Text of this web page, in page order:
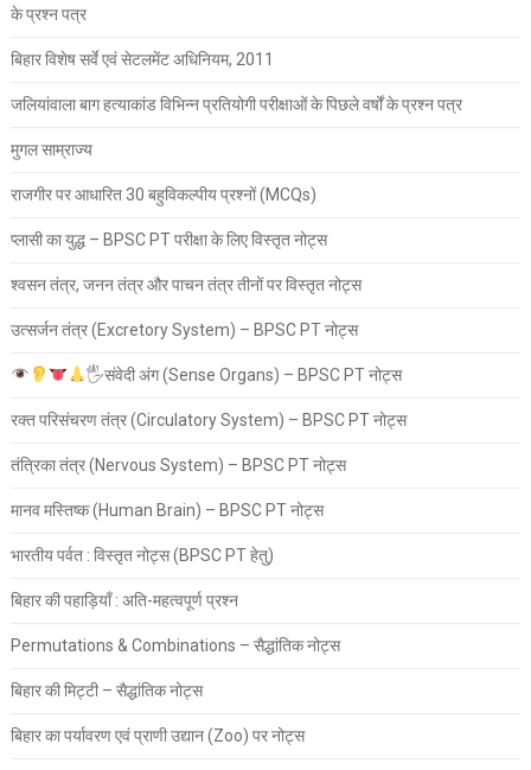
के प्रश्न पत्र
बिहार विशेष सर्वे एवं सेटलमेंट अधिनियम, 2011
जलियांवाला बाग हत्याकांड विभिन्न प्रतियोगी परीक्षाओं के पिछले वर्षों के प्रश्न पत्र
मुगल साम्राज्य
राजगीर पर आधारित 30 बहुविकल्पीय प्रश्नों (MCQs)
प्लासी का युद्ध – BPSC PT परीक्षा के लिए विस्तृत नोट्स
श्वसन तंत्र, जनन तंत्र और पाचन तंत्र तीनों पर विस्तृत नोट्स
उत्सर्जन तंत्र (Excretory System) – BPSC PT नोट्स
🖐संवेदी अंग (Sense Organs) – BPSC PT नोट्स
रक्त परिसंचरण तंत्र (Circulatory System) – BPSC PT नोट्स
तंत्रिका तंत्र (Nervous System) – BPSC PT नोट्स
मानव मस्तिष्क (Human Brain) – BPSC PT नोट्स
भारतीय पर्वत : विस्तृत नोट्स (BPSC PT हेतु)
बिहार की पहाड़ियाँ : अति-महत्वपूर्ण प्रश्न
Permutations & Combinations – सैद्धांतिक नोट्स
बिहार की मिट्टी – सैद्धांतिक नोट्स
बिहार का पर्यावरण एवं प्राणी उद्यान (Zoo) पर नोट्स